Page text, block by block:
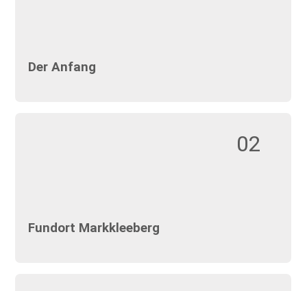
Der Anfang
02
Fundort Markkleeberg